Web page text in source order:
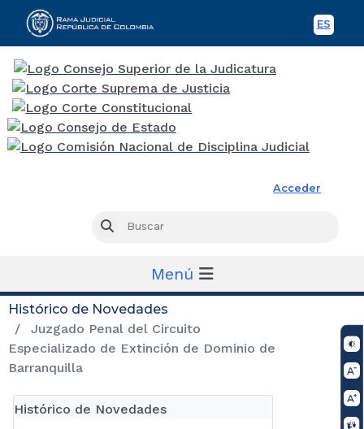
ES
Acceder
Buscar
Menú
Histórico de Novedades
Juzgado Penal del Circuito
Especializado de Extinción de Dominio de
Barranquilla
Histórico de Novedades